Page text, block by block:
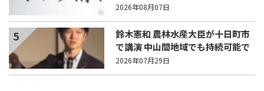
2026年08月07日
5
鈴木憲和 農林水産大臣が十日町市
で講演 中山間地域でも持続可能で
稼げる農業とは？
2026年07月29日